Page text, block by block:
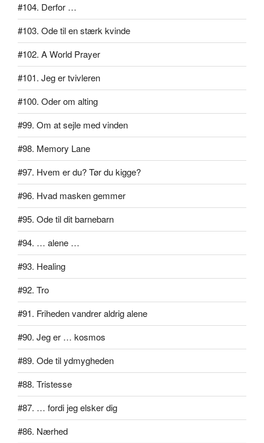
#104. Derfor …
#103. Ode til en stærk kvinde
#102. A World Prayer
#101. Jeg er tvivleren
#100. Oder om alting
#99. Om at sejle med vinden
#98. Memory Lane
#97. Hvem er du? Tør du kigge?
#96. Hvad masken gemmer
#95. Ode til dit barnebarn
#94. … alene …
#93. Healing
#92. Tro
#91. Friheden vandrer aldrig alene
#90. Jeg er … kosmos
#89. Ode til ydmygheden
#88. Tristesse
#87. … fordi jeg elsker dig
#86. Nærhed